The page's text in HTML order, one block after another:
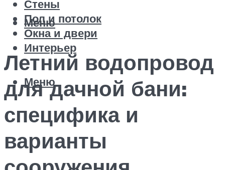
Стены
Пол и потолок
Окна и двери
Интерьер
Меню
Меню
Летний водопровод
для дачной бани:
специфика и
варианты